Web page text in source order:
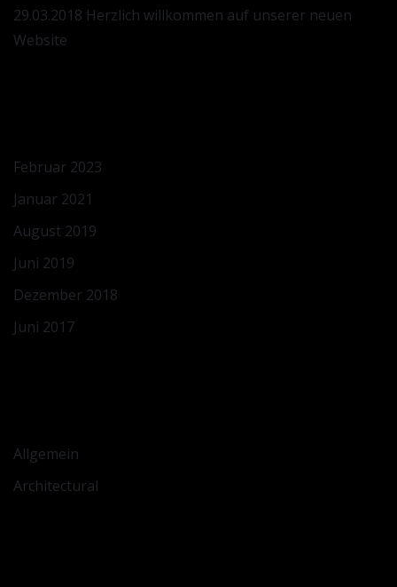
29.03.2018 Herzlich willkommen auf unserer neuen
Website
Februar 2023
Januar 2021
August 2019
Juni 2019
Dezember 2018
Juni 2017
Allgemein
Architectural